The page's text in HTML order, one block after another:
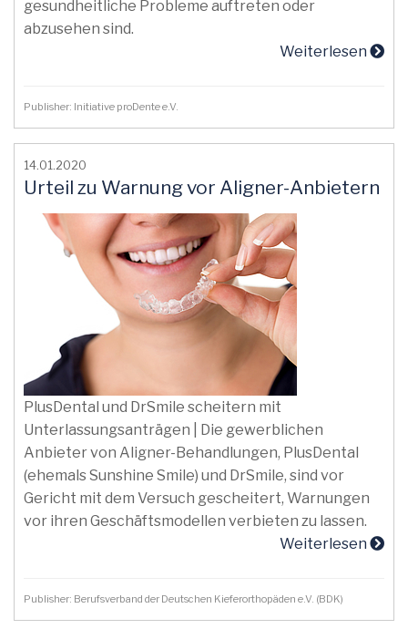
gesundheitliche Probleme auftreten oder
abzusehen sind.
Weiterlesen
Publisher: Initiative proDente e.V.
14.01.2020
Urteil zu Warnung vor Aligner-Anbietern
PlusDental und DrSmile scheitern mit
Unterlassungsanträgen | Die gewerblichen
Anbieter von Aligner-Behandlungen, PlusDental
(ehemals Sunshine Smile) und DrSmile, sind vor
Gericht mit dem Versuch gescheitert, Warnungen
vor ihren Geschäftsmodellen verbieten zu lassen.
Weiterlesen
Publisher: Berufsverband der Deutschen Kieferorthopäden e.V. (BDK)